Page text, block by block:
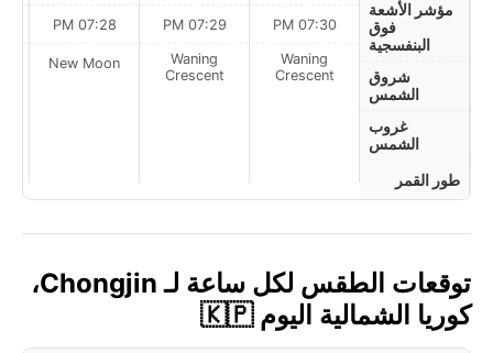
مؤشر الأشعة
فوق
البنفسجية
شروق
الشمس
غروب
الشمس
طور القمر
07:30 PM
Waning
Crescent
07:29 PM
Waning
Crescent
07:28 PM
New Moon
توقعات الطقس لكل ساعة لـ Chongjin،
كوريا الشمالية اليوم 🇰🇵